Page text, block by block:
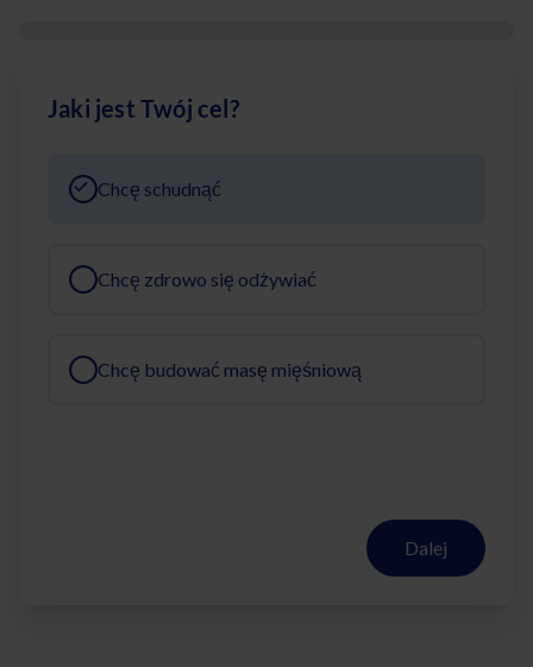
Jaki jest Twój cel?
Chcę schudnąć
Chcę zdrowo się odżywiać
Chcę budować masę mięśniową
Dalej